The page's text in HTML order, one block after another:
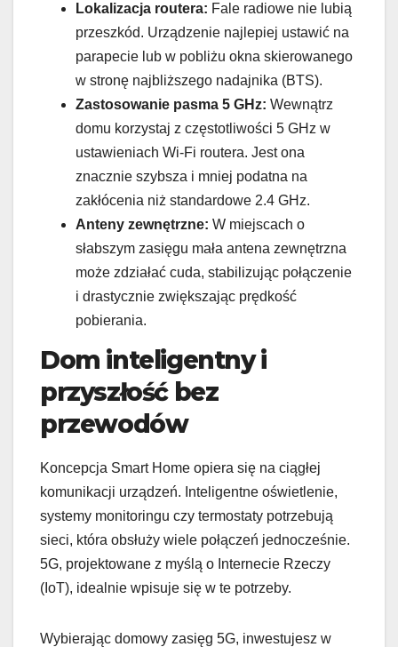
Lokalizacja routera: Fale radiowe nie lubią
przeszkód. Urządzenie najlepiej ustawić na
parapecie lub w pobliżu okna skierowanego
w stronę najbliższego nadajnika (BTS).
Zastosowanie pasma 5 GHz: Wewnątrz
domu korzystaj z częstotliwości 5 GHz w
ustawieniach Wi-Fi routera. Jest ona
znacznie szybsza i mniej podatna na
zakłócenia niż standardowe 2.4 GHz.
Anteny zewnętrzne: W miejscach o
słabszym zasięgu mała antena zewnętrzna
może zdziałać cuda, stabilizując połączenie
i drastycznie zwiększając prędkość
pobierania.
Dom inteligentny i
przyszłość bez
przewodów
Koncepcja Smart Home opiera się na ciągłej
komunikacji urządzeń. Inteligentne oświetlenie,
systemy monitoringu czy termostaty potrzebują
sieci, która obsłuży wiele połączeń jednocześnie.
5G, projektowane z myślą o Internecie Rzeczy
(IoT), idealnie wpisuje się w te potrzeby.
Wybierając domowy zasięg 5G, inwestujesz w